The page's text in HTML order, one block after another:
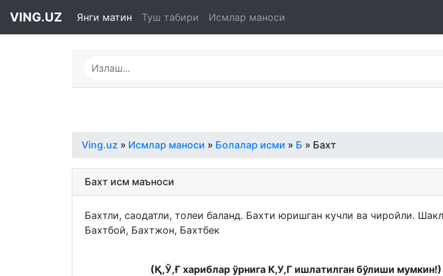
VING.UZ Янги матин Туш табири Исмлар маноси
Ving.uz » Исмлар маноси » Болалар исми » Б » Бахт
Бахт исм маъноси
Бахтли, саодатли, толеи баланд. Бахти юришган кучли ва чиройли.
Бахтбой, Бахтжон, Бахтбек
(Қ,Ў,Ғ хариблар ўрнига К,У,Г ишлатилган бўлиши мумкин!)